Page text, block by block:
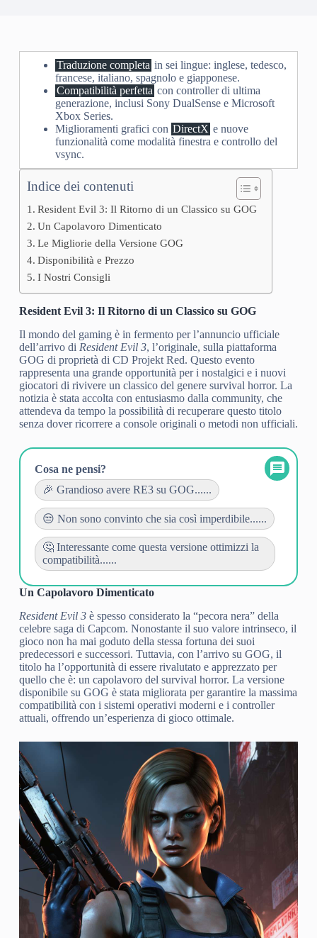
Traduzione completa in sei lingue: inglese, tedesco,
francese, italiano, spagnolo e giapponese.
Compatibilità perfetta con controller di ultima
generazione, inclusi Sony DualSense e Microsoft
Xbox Series.
Miglioramenti grafici con DirectX e nuove
funzionalità come modalità finestra e controllo del
vsync.
Indice dei contenuti
Resident Evil 3: Il Ritorno di un Classico su GOG
Un Capolavoro Dimenticato
Le Migliorie della Versione GOG
Disponibilità e Prezzo
I Nostri Consigli
Resident Evil 3: Il Ritorno di un Classico su GOG
Il mondo del gaming è in fermento per l’annuncio ufficiale
dell’arrivo di Resident Evil 3, l’originale, sulla piattaforma
GOG di proprietà di CD Projekt Red. Questo evento
rappresenta una grande opportunità per i nostalgici e i nuovi
giocatori di rivivere un classico del genere survival horror. La
notizia è stata accolta con entusiasmo dalla community, che
attendeva da tempo la possibilità di recuperare questo titolo
senza dover ricorrere a console originali o metodi non ufficiali.
Cosa ne pensi?
🎉 Grandioso avere RE3 su GOG......
😒 Non sono convinto che sia così imperdibile......
🤔 Interessante come questa versione ottimizzi la
compatibilità......
Un Capolavoro Dimenticato
Resident Evil 3è spesso considerato la “pecora nera” della
celebre saga di Capcom. Nonostante il suo valore intrinseco, il
gioco non ha mai goduto della stessa fortuna dei suoi
predecessori e successori. Tuttavia, con l’arrivo su GOG, il
titolo ha l’opportunità di essere rivalutato e apprezzato per
quello che è: un capolavoro del survival horror. La versione
disponibile su GOG è stata migliorata per garantire la massima
compatibilità con i sistemi operativi moderni e i controller
attuali, offrendo un’esperienza di gioco ottimale.